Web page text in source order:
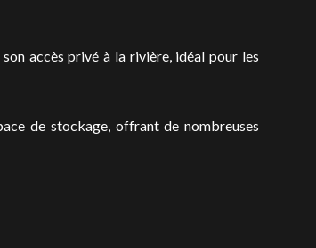
accès privé à la rivière, idéal pour les
de stockage, offrant de nombreuses